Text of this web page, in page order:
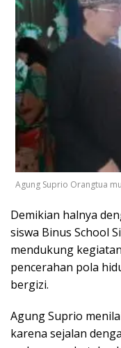
Agung Suprio Orangtua
Demikian halnya
siswa Binus School
mendukung
pencerahan pola
bergizi.
Agung Suprio
karena sejalan